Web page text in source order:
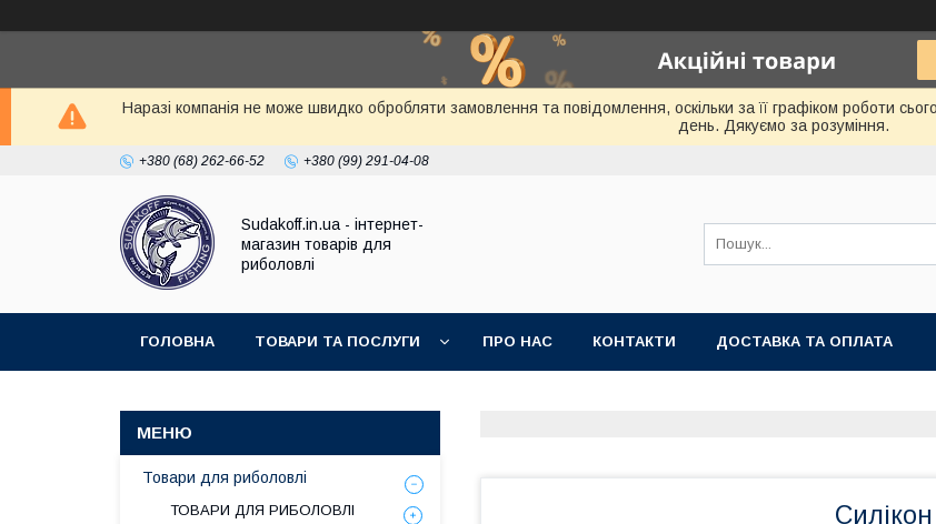
Наразі компанія не може швидко обробляти замовлення та повідомлення, оскільки за її графіком роботи
день. Дякуємо за розуміння.
+380 (68) 262-66-52 +380 (99) 291-04-08
Sudakoff.in.ua - інтернет-
магазин товарів для
риболовлі
ГОЛОВНА ТОВАРИ ТА ПОСЛУГИ ПРО НАС КОНТАКТИ ДОСТАВКА ТА ОПЛАТА
Товари для риболовлі
ТОВАРИ ДЛЯ РИБОЛОВЛІ